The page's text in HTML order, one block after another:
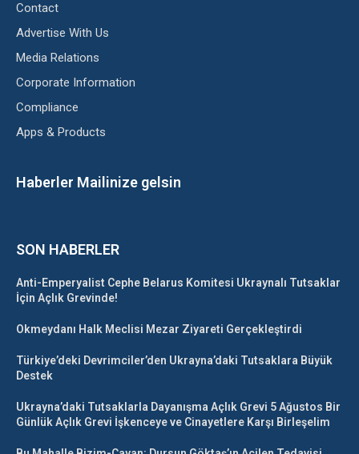
Contact
Advertise With Us
Media Relations
Corporate Information
Compliance
Apps & Products
Haberler Mailinize gelsin
SON HABERLER
Anti-Emperyalist Cephe Belarus Komitesi Ukraynalı Tutsaklar
İçin Açlık Grevinde!
Okmeydanı Halk Meclisi Mezar Ziyareti Gerçekleştirdi
Türkiye’deki Devrimciler’den Ukrayna’daki Tutsaklara Büyük
Destek
Ukrayna’daki Tutsaklarla Dayanışma Açlık Grevi 5 Ağustos Bir
Günlük Açlık Grevi İşkenceye ve Cinayetlere Karşı Birleşelim